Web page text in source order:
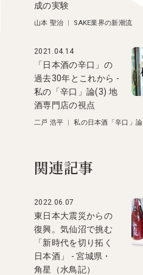
成の実験
山本 聖治 | SAKE業界の新潮流
2021.04.14
「日本酒の辛口」の
過去30年とこれから -
私の「辛口」論(3) 地
酒専門店の視点
二戸 浩平 |私の日本酒「辛口」論
関連記事
2022.06.07
東日本大震災からの
復興。気仙沼で挑む
「新時代を切り拓く
日本酒」 - 宮城県・
角星（水鳥記）